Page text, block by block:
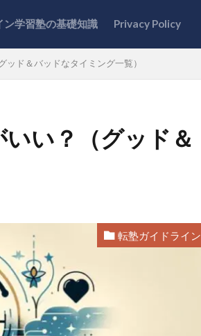
ン学習塾の基礎知識 Privacy Policy
ッド＆バッドなタイミング一覧）
いい？（グッド＆
転塾ガイドライン